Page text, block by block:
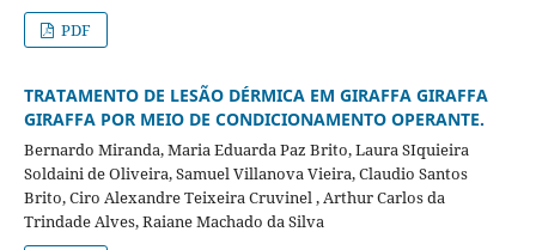
PDF
TRATAMENTO DE LESÃO DÉRMICA EM GIRAFFA GIRAFFA
GIRAFFA POR MEIO DE CONDICIONAMENTO OPERANTE.
Bernardo Miranda, Maria Eduarda Paz Brito, Laura SIquieira
Soldaini de Oliveira, Samuel Villanova Vieira, Claudio Santos
Brito, Ciro Alexandre Teixeira Cruvinel , Arthur Carlos da
Trindade Alves, Raiane Machado da Silva